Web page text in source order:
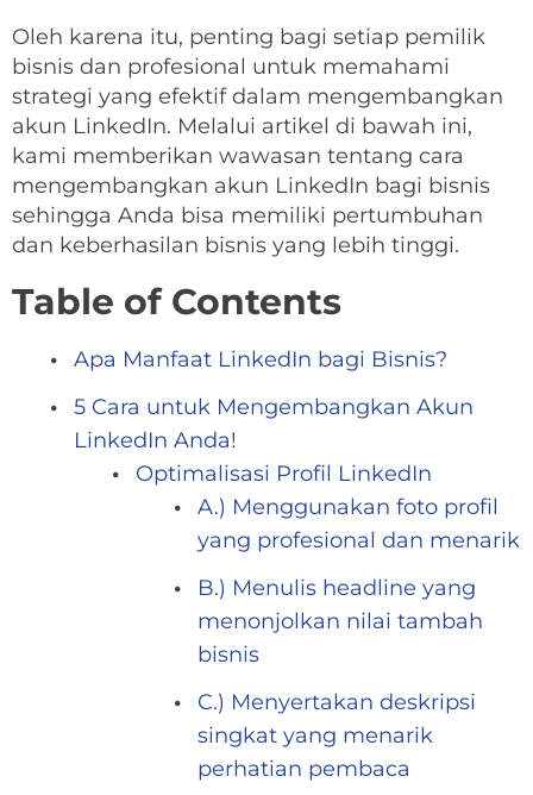
Oleh karena itu, penting bagi setiap pemilik
bisnis dan profesional untuk memahami
strategi yang efektif dalam mengembangkan
akun LinkedIn. Melalui artikel di bawah ini,
kami memberikan wawasan tentang cara
mengembangkan akun LinkedIn bagi bisnis
sehingga Anda bisa memiliki pertumbuhan
dan keberhasilan bisnis yang lebih tinggi.
Table of Contents
Apa Manfaat LinkedIn bagi Bisnis?
5 Cara untuk Mengembangkan Akun
LinkedIn Anda!
Optimalisasi Profil LinkedIn
A.) Menggunakan foto profil
yang profesional dan menarik
B.) Menulis headline yang
menonjolkan nilai tambah
bisnis
C.) Menyertakan deskripsi
singkat yang menarik
perhatian pembaca